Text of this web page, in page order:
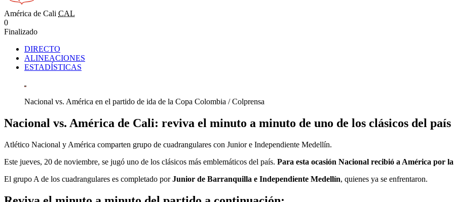
América de Cali CAL
0
Finalizado
DIRECTO
ALINEACIONES
ESTADÍSTICAS
Nacional vs. América en el partido de ida de la Copa Colombia / Colprensa
Nacional vs. América de Cali: reviva el minuto a minuto de uno de los clásicos del país
Atlético Nacional y América comparten grupo de cuadrangulares con Junior e Independiente Medellín.
Este jueves, 20 de noviembre, se jugó uno de los clásicos más emblemáticos del país. Para esta ocasión Nacional recibió a América por
El grupo A de los cuadrangulares es completado porJunior de Barranquilla e Independiente Medellín, quienes ya se enfrentaron.